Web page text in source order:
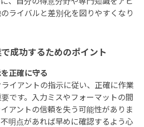
ライバルと差別化を図りやすくなり
成功するためのポイント
正確に守る
イアントの指示に従い、正確に作業
です。入力ミスやフォーマットの間
アントの信頼を失う可能性がありま
明点があれば早めに確認するよう心